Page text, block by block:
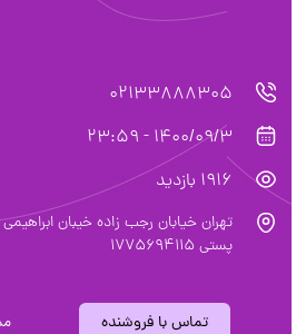
02133888305
1400/09/3 - 23:59
1916 بازدید
پستی ۱۷۷5694115
تماس با فروشنده